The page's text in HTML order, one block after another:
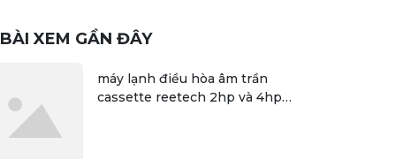
bit
BÀI XEM GẦN ĐÂY
máy lạnh điều hòa âm trần
cassette reetech 2hp và 4hp